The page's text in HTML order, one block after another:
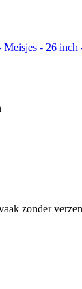
- 26 inch
zonder